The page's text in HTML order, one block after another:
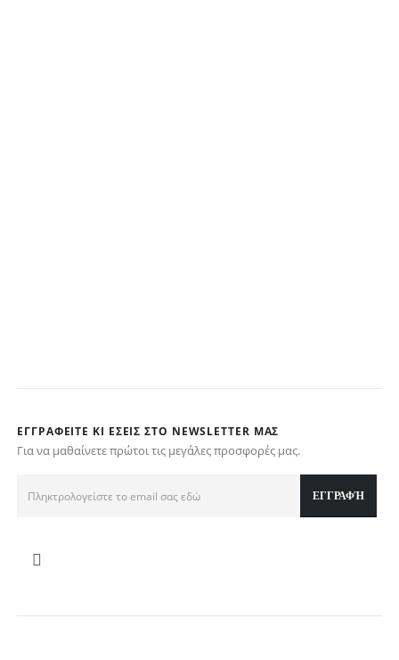
ΕΓΓΡΑΦΕΊΤΕ ΚΙ ΕΣΕΊΣ ΣΤΟ NEWSLETTER ΜΑΣ
Για να μαθαίνετε πρώτοι τις μεγάλες προσφορές μας.